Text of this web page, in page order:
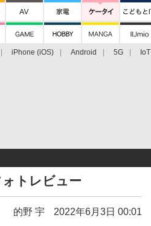
iPhone (iOS) Android 5G IoT
トレビュー
的野 宇 2022年6月3日 00:01